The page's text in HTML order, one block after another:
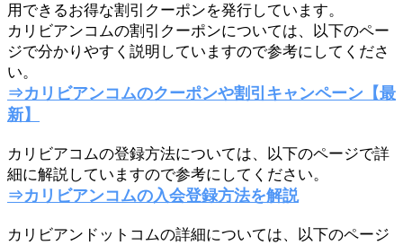
用できるお得な割引クーポンを発行しています。
カリビアンコムの割引クーポンについては、以下のペー
ジで分かりやすく説明していますので参考にしてくださ
い。
⇒カリビアンコムのクーポンや割引キャンペーン【最
新】
カリビアコムの登録方法については、以下のページで詳
細に解説していますので参考にしてください。
⇒カリビアンコムの入会登録方法を解説
カリビアンドットコムの詳細については、以下のページ